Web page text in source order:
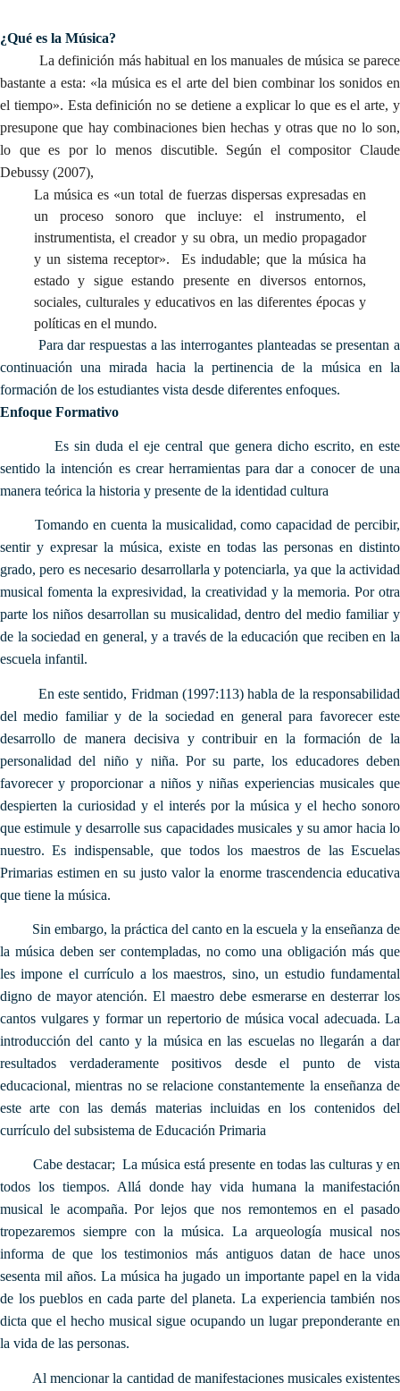
¿Qué es la Música?
La definición más habitual en los manuales de música se parece
bastante a esta: «la música es el arte del bien combinar los sonidos en
el tiempo». Esta definición no se detiene a explicar lo que es el arte, y
presupone que hay combinaciones bien hechas y otras que no lo son,
lo que es por lo menos discutible. Según el compositor Claude
Debussy (2007),
La música es «un total de fuerzas dispersas expresadas en
un proceso sonoro que incluye: el instrumento, el
instrumentista, el creador y su obra, un medio propagador
y un sistema receptor». Es indudable; que la música ha
estado y sigue estando presente en diversos entornos,
sociales, culturales y educativos en las diferentes épocas y
políticas en el mundo.
Para dar respuestas a las interrogantes planteadas se presentan a
continuación una mirada hacia la pertinencia de la música en la
formación de los estudiantes vista desde diferentes enfoques.
Enfoque Formativo
Es sin duda el eje central que genera dicho escrito, en este
sentido la intención es crear herramientas para dar a conocer de una
manera teórica la historia y presente de la identidad cultura
Tomando en cuenta la musicalidad, como capacidad de percibir,
sentir y expresar la música, existe en todas las personas en distinto
grado, pero es necesario desarrollarla y potenciarla, ya que la actividad
musical fomenta la expresividad, la creatividad y la memoria. Por otra
parte los niños desarrollan su musicalidad, dentro del medio familiar y
de la sociedad en general, y a través de la educación que reciben en la
escuela infantil.
En este sentido, Fridman (1997:113) habla de la responsabilidad
del medio familiar y de la sociedad en general para favorecer este
desarrollo de manera decisiva y contribuir en la formación de la
personalidad del niño y niña. Por su parte, los educadores deben
favorecer y proporcionar a niños y niñas experiencias musicales que
despierten la curiosidad y el interés por la música y el hecho sonoro
que estimule y desarrolle sus capacidades musicales y su amor hacia lo
nuestro. Es indispensable, que todos los maestros de las Escuelas
Primarias estimen en su justo valor la enorme trascendencia educativa
que tiene la música.
Sin embargo, la práctica del canto en la escuela y la enseñanza de
la música deben ser contempladas, no como una obligación más que
les impone el currículo a los maestros, sino, un estudio fundamental
digno de mayor atención. El maestro debe esmerarse en desterrar los
cantos vulgares y formar un repertorio de música vocal adecuada. La
introducción del canto y la música en las escuelas no llegarán a dar
resultados verdaderamente positivos desde el punto de vista
educacional, mientras no se relacione constantemente la enseñanza de
este arte con las demás materias incluidas en los contenidos del
currículo del subsistema de Educación Primaria
Cabe destacar; La música está presente en todas las culturas y en
todos los tiempos. Allá donde hay vida humana la manifestación
musical le acompaña. Por lejos que nos remontemos en el pasado
tropezaremos siempre con la música. La arqueología musical nos
informa de que los testimonios más antiguos datan de hace unos
sesenta mil años. La música ha jugado un importante papel en la vida
de los pueblos en cada parte del planeta. La experiencia también nos
dicta que el hecho musical sigue ocupando un lugar preponderante en
la vida de las personas.
Al mencionar la cantidad de manifestaciones musicales existentes